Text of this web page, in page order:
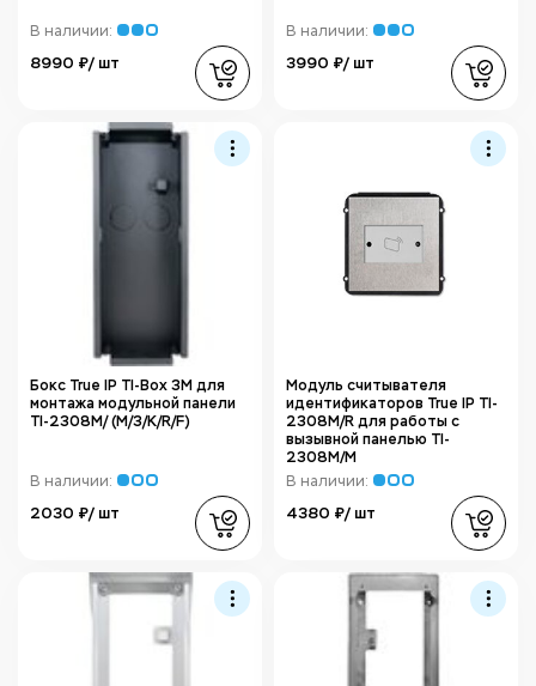
В наличии:
8990 ₽/ шт
В наличии:
3990 ₽/ шт
Бокс True IP TI-Box 3M для
монтажа модульной панели
TI-2308M/ (M/3/K/R/F)
В наличии:
2030 ₽/ шт
Модуль считывателя
идентификаторов True IP TI-
2308M/R для работы с
вызывной панелью TI-
2308M/M
В наличии:
4380 ₽/ шт